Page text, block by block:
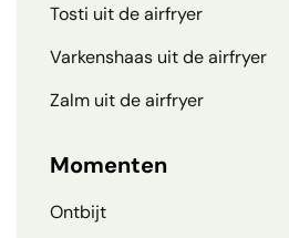
Tosti uit de airfryer
Varkenshaas uit de airfryer
Zalm uit de airfryer
Momenten
Ontbijt